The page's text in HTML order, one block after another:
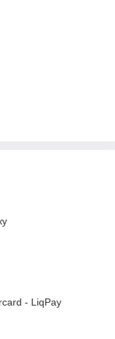
- LiqPay